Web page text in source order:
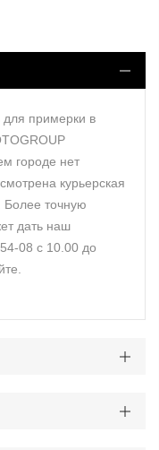
примерки в
городе нет
курьерская
Более точную
дать наш
08 с 10.00 до